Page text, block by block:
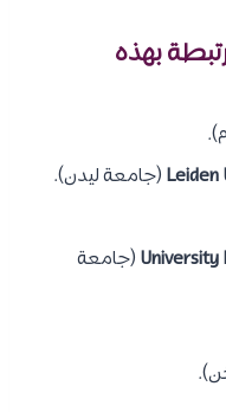
بهذه
Leiden (جامعة ليدن).
University (جامعة